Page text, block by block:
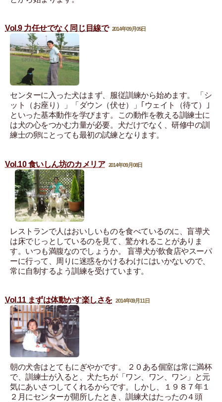
Vol.9 力任せでなく同じ目線で 2014年09月05日
センターに入った犬はまず、服従訓練から始めます。 「シ
ット（お座り）」「ダウン（伏せ）」｢ウェイト（待て）｣
といった基本動作を学びます。この動作を教える訓練士に
は犬の心をつかむ力量が必要。犬だけでなく、研修中の訓
練士の卵にとっても最初の試練となります。
Vol.10 食いしん坊のカメリア 2014年09月08日
レストランで人はおいしいものを食べているのに、盲導犬
は床でじっとしているのを見て、驚かれることがありま
す。いつも満腹なのでしょうか。 盲導犬が飲食店やスーパ
ーに行って、周りに迷惑をかけるわけにはいかないので、
常に自制するよう訓練を受けています。
Vol.11 まずは体動かす楽しさを 2014年09月11日
朝の犬舎はとてもにぎやかです。 ２０ある個室は常に満杯
で、訓練士が入ると、犬たちが「ワン、ワン、ワン」と元
気にあいさつしてくれるからです。しかし、１９８７年１
２月にセンターが開所したとき、訓練犬はたったの４頭